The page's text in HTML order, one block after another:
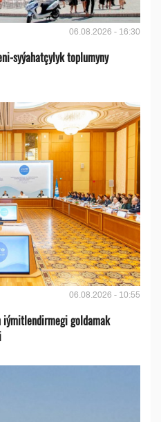
06.08.2026 - 16:30
syýahatçylyk toplumyny
06.08.2026 - 10:55
iýmitlendirmegi goldamak